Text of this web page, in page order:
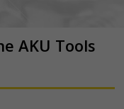
AKU Tools